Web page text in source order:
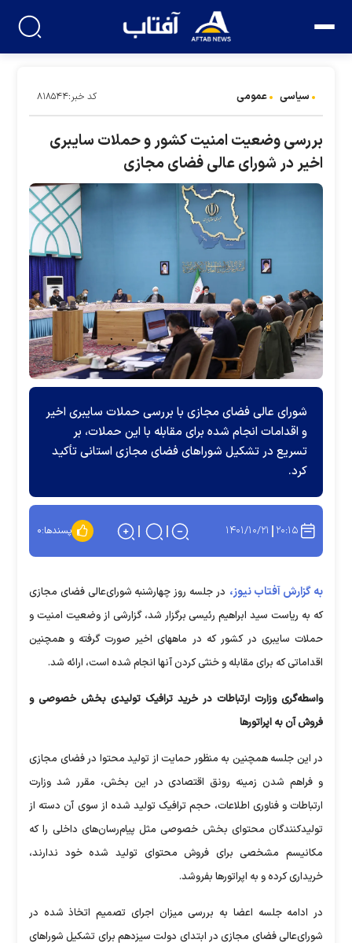
سیاسی عمومی کد خبر:۸۱۸۵۴۴
بررسی وضعیت امنیت کشور و حملات سایبری
اخیر در شورای عالی فضای مجازی
شورای عالی فضای مجازی با بررسی حملات سایبری اخیر
و اقدامات انجام شده برای مقابله با این حملات، بر
تسریع در تشکیل شوراهای فضای مجازی استانی تأکید
کرد.
۲۰:۱۵ ۱۴۰۱/۱۰/۲۱ پسندها:۰
به گزارش آفتاب نیوز، در جلسه روز چهارشنبه شورای‌عالی فضای مجازی
که به ریاست سید ابراهیم رئیسی برگزار شد، گزارشی از وضعیت امنیت و
حملات سایبری در کشور که در ماههای اخیر صورت گرفته و همچنین
اقداماتی که برای مقابله و خنثی کردن آنها انجام شده است، ارائه شد.
واسطه‌گری وزارت ارتباطات در خرید ترافیک تولیدی بخش خصوصی و
فروش آن به اپراتورها
در این جلسه همچنین به منظور حمایت از تولید محتوا در فضای مجازی
و فراهم شدن زمینه رونق اقتصادی در این بخش، مقرر شد وزارت
ارتباطات و فناوری اطلاعات، حجم ترافیک تولید شده از سوی آن دسته از
تولیدکنندگان محتوای بخش خصوصی مثل پیام‌رسان‌های داخلی را که
مکانیسم مشخصی برای فروش محتوای تولید شده خود ندارند،
خریداری کرده و به اپراتورها بفروشد.
در ادامه جلسه اعضا به بررسی میزان اجرای تصمیم اتخاذ شده در
شورای‌عالی فضای مجازی در ابتدای دولت سیزدهم برای تشکیل شوراهای